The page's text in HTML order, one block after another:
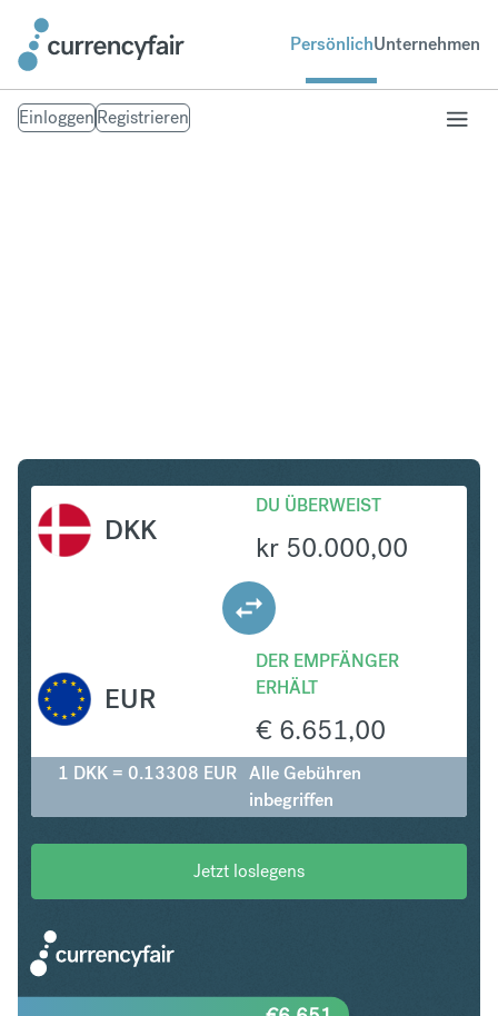
PersönlichUnternehmen
EinloggenRegistrieren
DKK
DU ÜBERWEIST
kr 50.000,00
DER EMPFÄNGER
ERHÄLT
€ 6.651,00
EUR
1 DKK = 0.13308 EUR Alle Gebühren
inbegriffen
Jetzt loslegens